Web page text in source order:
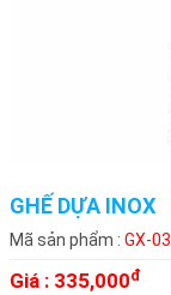
GHẾ DỰA INOX
Mã sản phẩm : GX-03
Giá : 335,000đ